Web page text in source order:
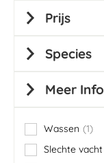
Prijs
Species
Meer Info
Wassen 1
item
Slechte vacht